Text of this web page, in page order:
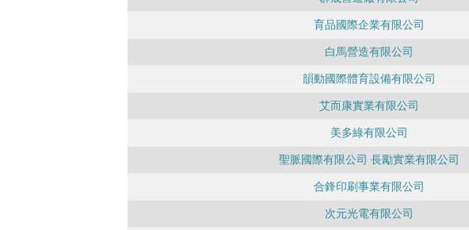
育品國際企業有限公司
白馬營造有限公司
韻動國際體育設備有限公司
艾而康實業有限公司
美多綠有限公司
聖脈國際有限公司 長勵實業有限公司
合鋒印刷事業有限公司
次元光電有限公司